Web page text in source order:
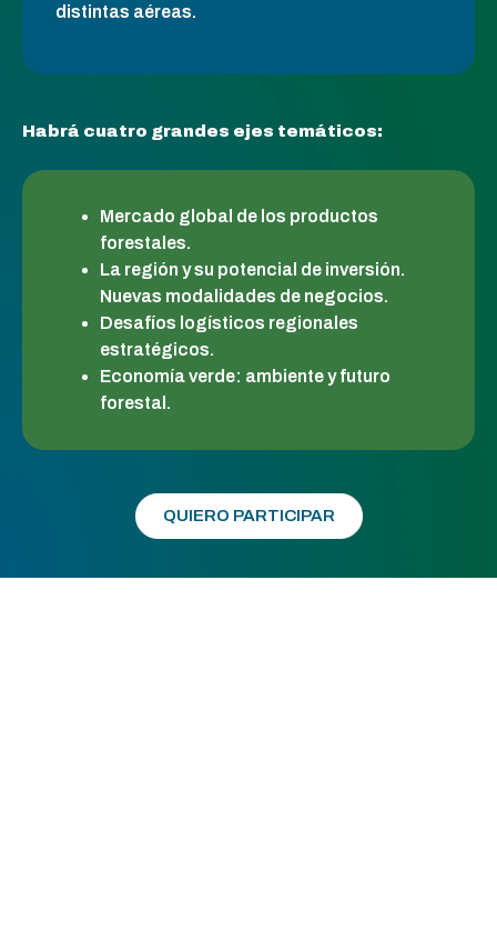
distintas aéreas.
Habrá cuatro grandes ejes temáticos:
Mercado global de los productos
forestales.
La región y su potencial de inversión.
Nuevas modalidades de negocios.
Desafíos logísticos regionales
estratégicos.
Economía verde: ambiente y futuro
forestal.
QUIERO PARTICIPAR